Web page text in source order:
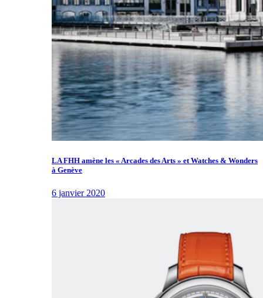
LA FHH amène les « Arcades des Arts » et Watches & Wonders
à Genève
6 janvier 2020